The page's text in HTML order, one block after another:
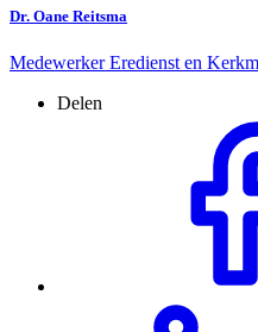
Dr. Oane Reitsma
Medewerker Eredienst en
Delen